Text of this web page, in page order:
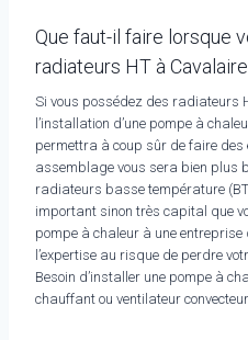
Que faut-il faire lorsque
radiateurs HT à
Si vous possédez des radiateurs
l’installation d’une pompe à
permettra à coup sûr de faire des
assemblage vous sera bien plus
radiateurs basse température
important sinon très capital que
pompe à chaleur à une
l’expertise au risque de perdre
Besoin d’installer une pompe à
chauffant ou ventilateur